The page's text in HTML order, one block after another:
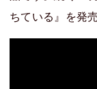
ちている』を発